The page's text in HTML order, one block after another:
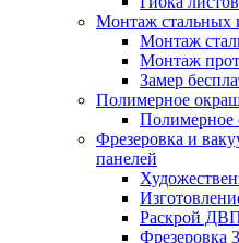
Монтаж стальных
Монтаж
Монтаж
Замер
Полимерное
Полимерное
Фрезеровка и
панелей
Раскрой
Фрезеровка